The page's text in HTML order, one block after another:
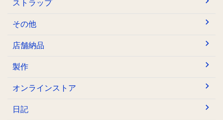
ストラップ
その他
店舗納品
製作
オンラインストア
日記